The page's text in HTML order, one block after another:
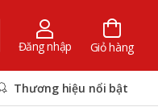
Đăng nhập Giỏ hàng
Thương hiệu nổi bật